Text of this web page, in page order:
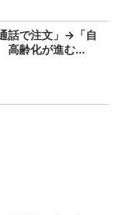
話で注文」→「自
高齢化が進む...